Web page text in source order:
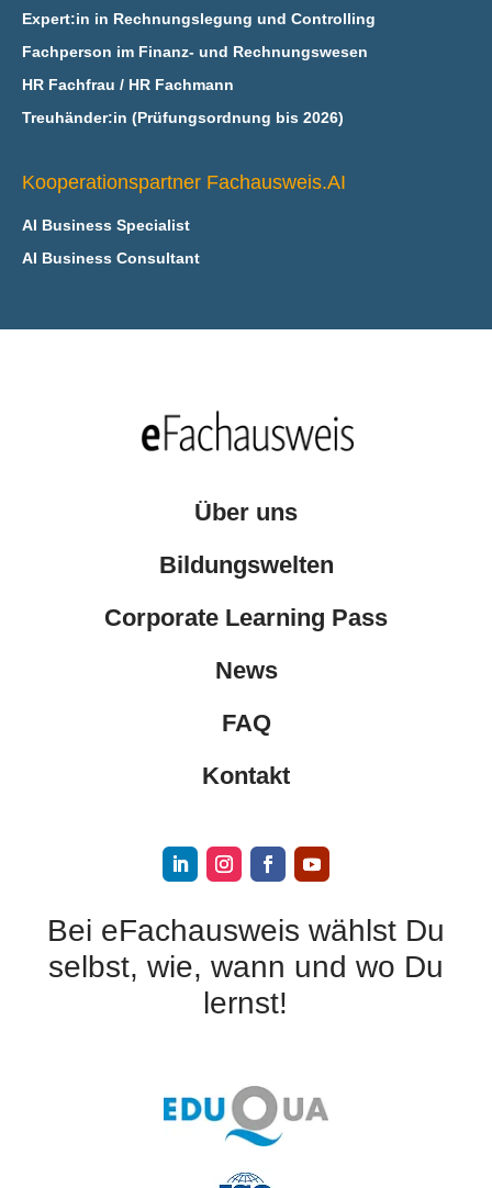
Expert:in in Rechnungslegung und Controlling
Fachperson im Finanz- und Rechnungswesen
HR Fachfrau / HR Fachmann
Treuhänder:in (Prüfungsordnung bis 2026)
Kooperationspartner Fachausweis.AI
AI Business Specialist
AI Business Consultant
Über uns
Bildungswelten
Corporate Learning Pass
News
FAQ
Kontakt
Bei eFachausweis wählst Du
selbst, wie, wann und wo Du
lernst!